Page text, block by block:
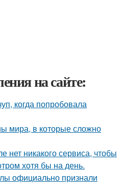
на сайте:
когда попробовала
мира, в которые сложно
нет никакого сервиса, чтобы
хотя бы на день.
официально признали